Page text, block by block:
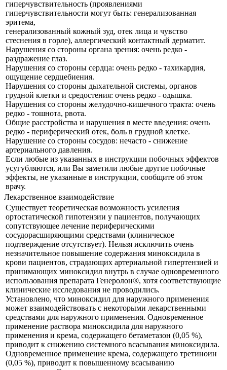
гиперчувствительность (проявлениями
гиперчувствительности могут быть: генерализованная
эритема,
генерализованный кожный зуд, отек лица и чувство
стеснения в горле), аллергический контактный дерматит.
Нарушения со стороны органа зрения: очень редко -
раздражение глаз.
Нарушения со стороны сердца: очень редко - тахикардия,
ощущение сердцебиения.
Нарушения со стороны дыхательной системы, органов
грудной клетки и средостения: очень редко - одышка.
Нарушения со стороны желудочно-кишечного тракта: очень
редко - тошнота, рвота.
Общие расстройства и нарушения в месте введения: очень
редко - периферический отек, боль в грудной клетке.
Нарушение со стороны сосудов: нечасто - снижение
артериального давления.
Если любые из указанных в инструкции побочных эффектов
усугубляются, или Вы заметили любые другие побочные
эффекты, не указанные в инструкции, сообщите об этом
врачу.
Лекарственное взаимодействие
Существует теоретическая возможность усиления
ортостатической гипотензии у пациентов, получающих
сопутствующее лечение периферическими
сосудорасширяющими средствами (клиническое
подтверждение отсутствует). Нельзя исключить очень
незначительное повышение содержания миноксидила в
крови пациентов, страдающих артериальной гипертензией и
принимающих миноксидил внутрь в случае одновременного
использования препарата Генеролон®, хотя соответствующие
клинические исследования не проводились.
Установлено, что миноксидил для наружного применения
может взаимодействовать с некоторыми лекарственными
средствами для наружного применения. Одновременное
применение раствора миноксидила для наружного
применения и крема, содержащего бетаметазон (0,05 %),
приводит к снижению системного всасывания миноксидила.
Одновременное применение крема, содержащего третиноин
(0,05 %), приводит к повышенному всасыванию